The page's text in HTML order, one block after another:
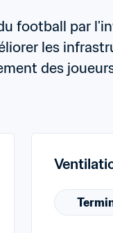
football par
les
des